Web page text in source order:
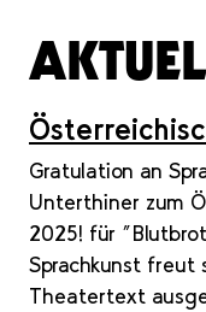
Gratulation an
Unterthiner zum
2025! für
Sprachkunst freut
Theatertext